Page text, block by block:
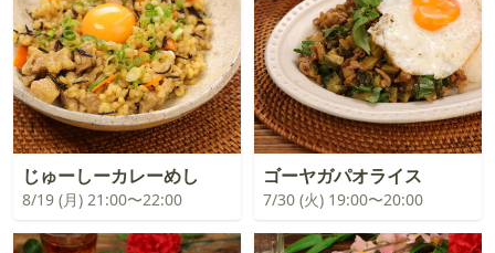
じゅーしーカレーめし
8/19 (月) 21:00〜22:00
ゴーヤガパオライス
7/30 (火) 19:00〜20:00